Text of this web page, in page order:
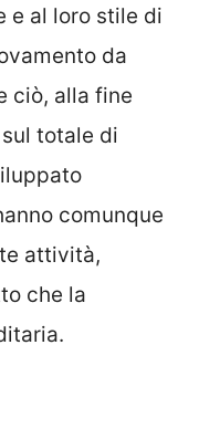
e al loro stile di
da
ciò, alla fine
totale di
comunque
attività,
che la